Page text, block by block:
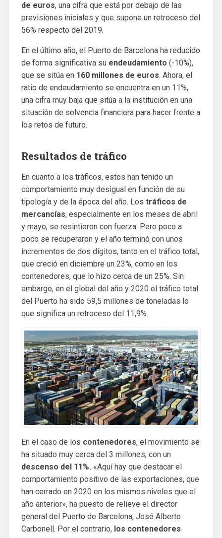
de euros, una cifra que está por debajo de las
previsiones iniciales y que supone un retroceso del
56% respecto del 2019.
En el último año, el Puerto de Barcelona ha reducido
de forma significativa su endeudamiento (-10%),
que se sitúa en 160 millones de euros. Ahora, el
ratio de endeudamiento se encuentra en un 11%,
una cifra muy baja que sitúa a la institución en una
situación de solvencia financiera para hacer frente a
los retos de futuro.
Resultados de tráfico
En cuanto a los tráficos, estos han tenido un
comportamiento muy desigual en función de su
tipología y de la época del año. Los tráficos de
mercancías, especialmente en los meses de abril
y mayo, se resintieron con fuerza. Pero poco a
poco se recuperaron y el año terminó con unos
incrementos de dos dígitos, tanto en el tráfico total,
que creció en diciembre un 23%, como en los
contenedores, que lo hizo cerca de un 25%. Sin
embargo, en el global del año y 2020 el tráfico total
del Puerto ha sido 59,5 millones de toneladas lo
que significa un retroceso del 11,9%.
En el caso de los contenedores, el movimiento se
ha situado muy cerca del 3 millones, con un
descenso del 11%. «Aquí hay que destacar el
comportamiento positivo de las exportaciones, que
han cerrado en 2020 en los mismos niveles que el
año anterior», ha puesto de relieve el director
general del Puerto de Barcelona, ​​José Alberto
Carbonell. Por el contrario, los contenedores